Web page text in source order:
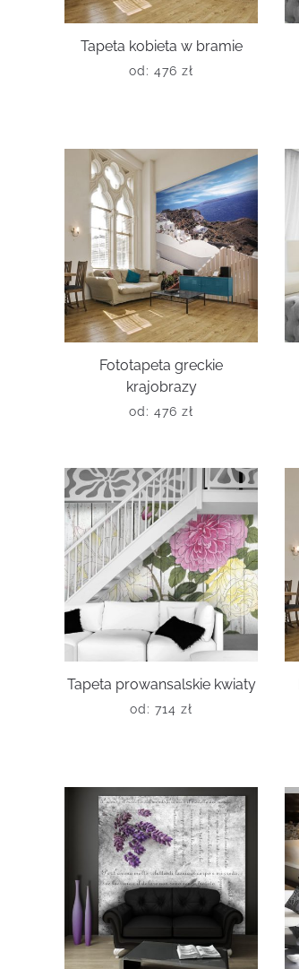
Tapeta kobieta w bramie
od: 476 zł
Fototapeta greckie
krajobrazy
od: 476 zł
Tapeta prowansalskie kwiaty
od: 714 zł